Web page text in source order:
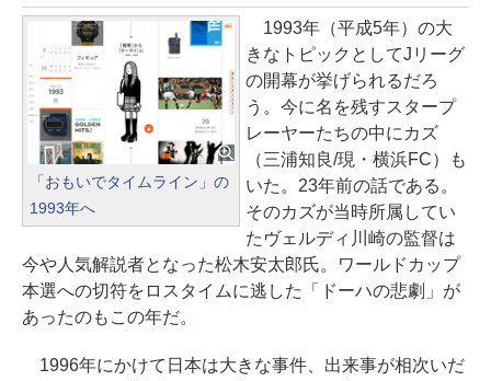
「おもいでタイムライン」の
1993年へ
1993年（平成5年）の大
きなトピックとしてJリーグ
の開幕が挙げられるだろ
う。今に名を残すスタープ
レーヤーたちの中にカズ
（三浦知良/現・横浜FC）も
いた。23年前の話である。
そのカズが当時所属してい
たヴェルディ川崎の監督は
今や人気解説者となった松木安太郎氏。ワールドカップ
本選への切符をロスタイムに逃した「ドーハの悲劇」が
あったのもこの年だ。
1996年にかけて日本は大きな事件、出来事が相次いだ